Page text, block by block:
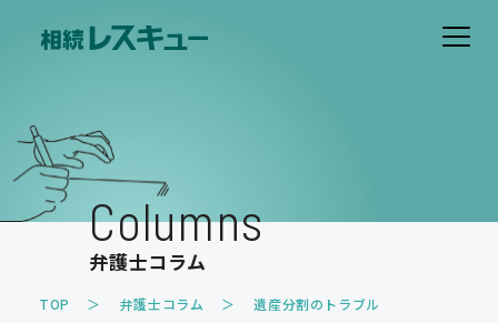
解決事例
Columns
弁護士コラム
TOP 弁護士コラム 遺産分割のトラブル